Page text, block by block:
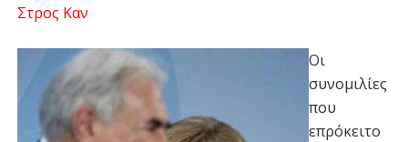
Στρος Καν
Οι
συνομιλίες
που
επρόκειτο